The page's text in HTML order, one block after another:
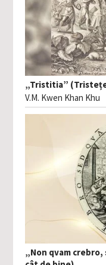
„Tristitia”
V.M. Kwen Khan Khu
„Non qvam crebro,